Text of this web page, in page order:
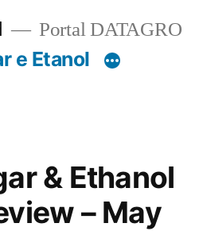
Portal DATAGRO
e Etanol
& Ethanol
– May